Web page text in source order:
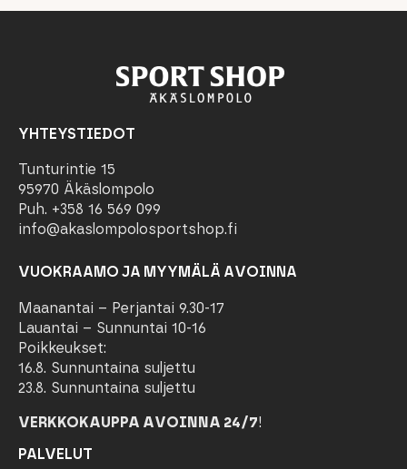
YHTEYSTIEDOT
Tunturintie 15
95970 Äkäslompolo
Puh. +358 16 569 099
info@akaslompolosportshop.fi
VUOKRAAMO JA MYYMÄLÄ AVOINNA
Maanantai – Perjantai 9.30-17
Lauantai – Sunnuntai 10-16
Poikkeukset:
16.8. Sunnuntaina suljettu
23.8. Sunnuntaina suljettu
VERKKOKAUPPA AVOINNA 24/7!
PALVELUT